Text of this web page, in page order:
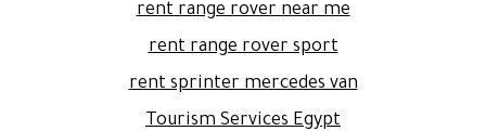
rent range rover near me
rent range rover sport
rent sprinter mercedes van
Tourism Services Egypt